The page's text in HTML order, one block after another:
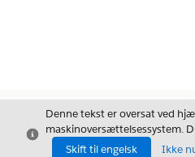
Luk
Denne tekst er oversat ved
maskinoversættelsessystem.
Skift til engelsk
Ikke